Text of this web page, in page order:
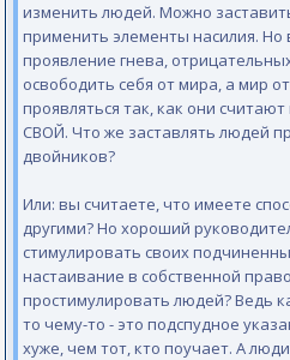
изменить людей. Можно
применить элементы насилия. Но
проявление гнева,
освободить себя от мира, а мир
проявляться так, как они
СВОЙ. Что же заставлять людей
двойников?
Или: вы считаете, что имеете
другими? Но хороший
стимулировать своих
настаивание в собственной
простимулировать людей? Ведь
то чему-то - это подспудное
хуже, чем тот, кто поучает. А